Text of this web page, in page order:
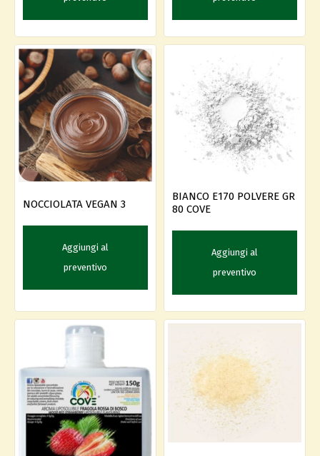
NOCCIOLATA VEGAN 3
Aggiungi al
preventivo
BIANCO E170 POLVERE GR
80 COVE
Aggiungi al
preventivo